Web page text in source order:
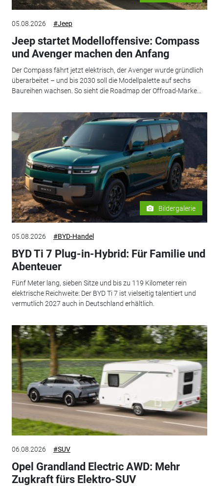
05.08.2026 #Jeep
Jeep startet Modelloffensive: Compass
und Avenger machen den Anfang
Der Compass fährt jetzt elektrisch, der Avenger wurde gründlich
überarbeitet – und bis 2030 soll die Modellpalette auf sechs
Baureihen wachsen. So sieht die Roadmap der Offroad-Marke...
Bildergalerie
05.08.2026 #BYD-Handel
BYD Ti 7 Plug-in-Hybrid: Für Familie und
Abenteuer
Fünf Meter lang, sieben Sitze und bis zu 119 Kilometer rein
elektrische Reichweite: Der BYD Ti 7 ist vielseitig talentiert und
vermutlich 2027 auch in Deutschland erhältlich.
06.08.2026 #SUV
Opel Grandland Electric AWD: Mehr
Zugkraft fürs Elektro-SUV